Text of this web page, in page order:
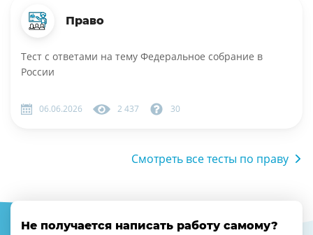
Право
Тест с ответами на тему Федеральное собрание в
России
06.06.2026 2 437 30
Смотреть все тесты по праву
Не получается написать работу самому?